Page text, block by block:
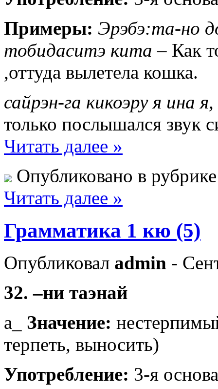
Примеры: Эрэбэ:та-но
тобидаситэ кита – Как
,оттуда вылетела кошка.
сайрэн-га кикоэру я ина
только послышался звук
Читать далее »
Опубликовано в
Читать далее »
Грамматика 1 кю (5)
Опубликовал admin -
32. –ни таэнай
а_ Значение:
терпеть, выносить)
Употребление: 3-я